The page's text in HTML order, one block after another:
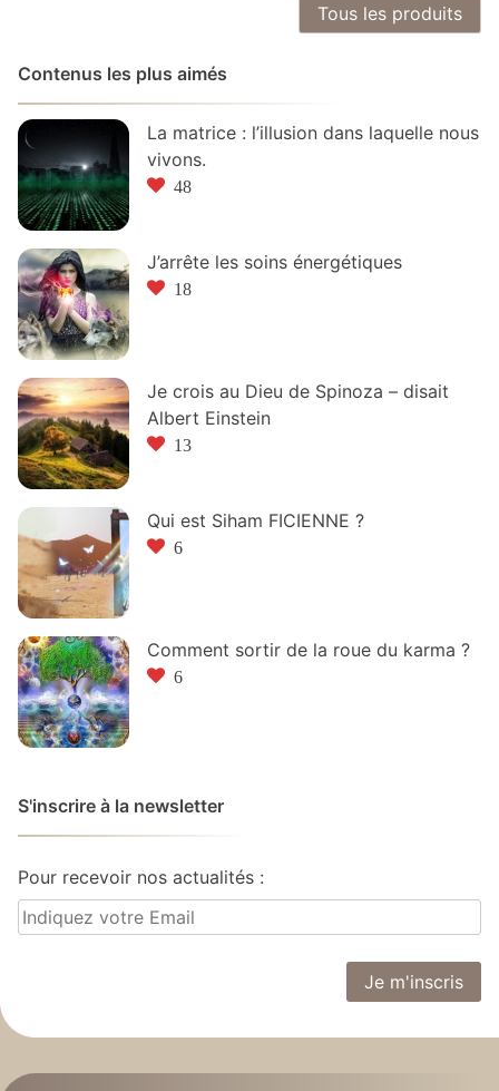
Tous les produits
Contenus les plus aimés
La matrice : l’illusion dans laquelle nous
vivons.
48
J’arrête les soins énergétiques
18
Je crois au Dieu de Spinoza – disait
Albert Einstein
13
Qui est Siham FICIENNE ?
6
Comment sortir de la roue du karma ?
6
S'inscrire à la newsletter
Pour recevoir nos actualités :